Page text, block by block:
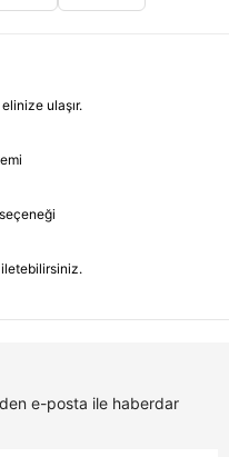
ulaşır.
e-posta ile haberdar